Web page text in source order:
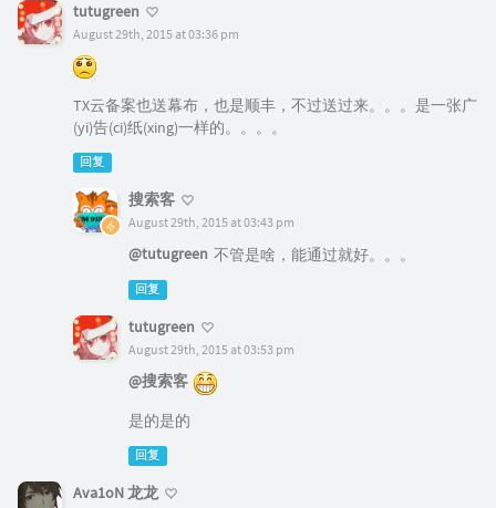
tutugreen
August 29th, 2015 at 03:36 pm
TX云备案也送幕布，也是顺丰，不过送过来。。。是一张广
(yi)告(ci)纸(xing)一样的。。。。
回复
搜索客
August 29th, 2015 at 03:43 pm
@tutugreen 不管是啥，能通过就好。。。
回复
tutugreen
August 29th, 2015 at 03:53 pm
@搜索客
是的是的
回复
Ava1oN 龙龙